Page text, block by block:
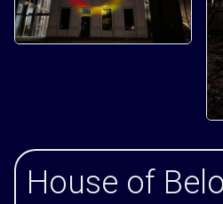
House of